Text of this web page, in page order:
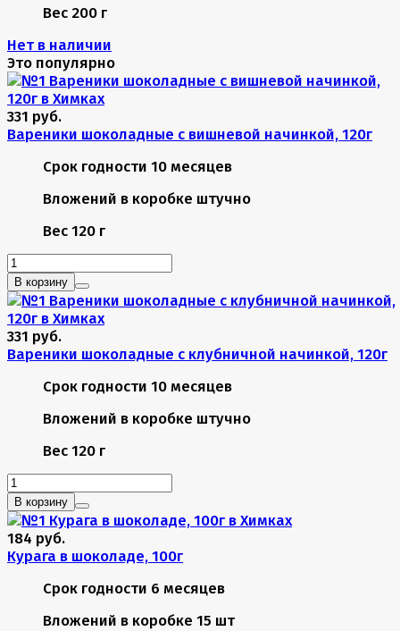
Вес 200 г
Нет в наличии
Это популярно
331 руб.
Вареники шоколадные с вишневой начинкой, 120г
Срок годности 10 месяцев
Вложений в коробке штучно
Вес 120 г
В корзину
331 руб.
Вареники шоколадные с клубничной начинкой, 120г
Срок годности 10 месяцев
Вложений в коробке штучно
Вес 120 г
В корзину
184 руб.
Курага в шоколаде, 100г
Срок годности 6 месяцев
Вложений в коробке 15 шт